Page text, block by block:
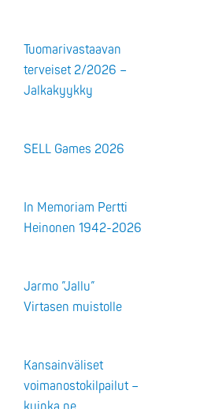
Tuomarivastaavan
terveiset 2/2026 –
Jalkakyykky
SELL Games 2026
In Memoriam Pertti
Heinonen 1942-2026
Jarmo ”Jallu”
Virtasen muistolle
Kansainväliset
voimanostokilpailut –